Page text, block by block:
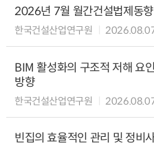
2026년 7월 월간건설법제동향
한국건설산업연구원
BIM 활성화의 구조적 저해 요
방향
한국건설산업연구원
빈집의 효율적인 관리 및 정비